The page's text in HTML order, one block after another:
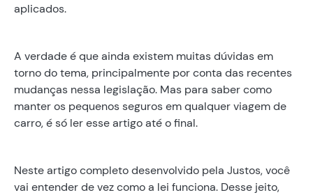
aplicados.
A verdade é que ainda existem muitas dúvidas em
torno do tema, principalmente por conta das recentes
mudanças nessa legislação. Mas para saber como
manter os pequenos seguros em qualquer viagem de
carro, é só ler esse artigo até o final.
Neste artigo completo desenvolvido pela Justos, você
vai entender de vez como a lei funciona. Desse jeito,